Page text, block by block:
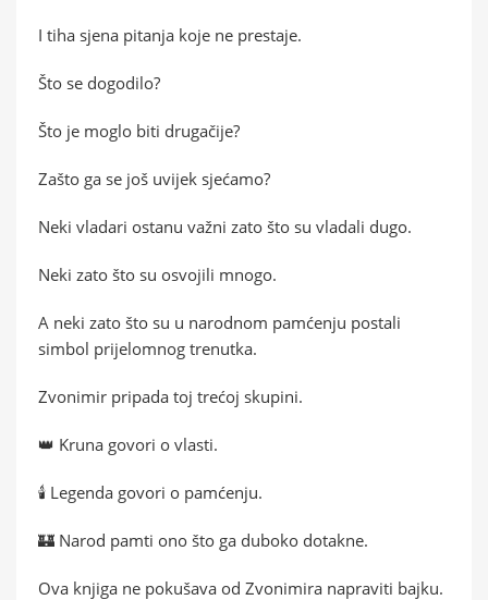
I tiha sjena pitanja koje ne prestaje.
Što se dogodilo?
Što je moglo biti drugačije?
Zašto ga se još uvijek sjećamo?
Neki vladari ostanu važni zato što su vladali dugo.
Neki zato što su osvojili mnogo.
A neki zato što su u narodnom pamćenju postali
simbol prijelomnog trenutka.
Zvonimir pripada toj trećoj skupini.
👑 Kruna govori o vlasti.
🕯️ Legenda govori o pamćenju.
🏰 Narod pamti ono što ga duboko dotakne.
Ova knjiga ne pokušava od Zvonimira napraviti bajku.